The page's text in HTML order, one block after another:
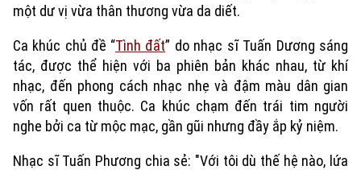
một dư vị vừa thân thương vừa da diết.
Ca khúc chủ đề “Tình đất” do nhạc sĩ Tuấn Dương sáng
tác, được thể hiện với ba phiên bản khác nhau, từ khí
nhạc, đến phong cách nhạc nhẹ và đậm màu dân gian
vốn rất quen thuộc. Ca khúc chạm đến trái tim người
nghe bởi ca từ mộc mạc, gần gũi nhưng đầy ắp kỷ niệm.
Nhạc sĩ Tuấn Phương chia sẻ: "Với tôi dù thế hệ nào, lứa